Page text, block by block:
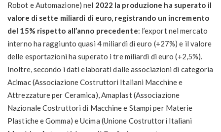
Robot e Automazione) nel 2022 la produzione ha superato il
valore di sette miliardi di euro, registrando un incremento
del 15% rispetto all’anno precedente: l’export nel mercato
interno ha raggiunto quasi 4 miliardi di euro (+27%) e il valore
delle esportazioni ha superato i tre miliardi di euro (+2,5%).
Inoltre, secondo i dati elaborati dalle associazioni di categoria
Acimac (Associazione Costruttori Italiani Macchine e
Attrezzature per Ceramica), Amaplast (Associazione
Nazionale Costruttori di Macchine e Stampi per Materie
Plastiche e Gomma) e Ucima (Unione Costruttori Italiani